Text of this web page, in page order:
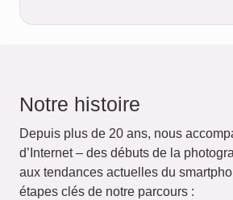
Notre histoire
Depuis plus de 20 ans, nous
d’Internet – des débuts de la
aux tendances actuelles du
étapes clés de notre parcours :